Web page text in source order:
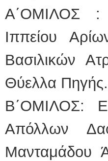
Α΄ΟΜΙΛΟΣ :
Ιππείου
Βασιλικών
Θύελλα Πηγής.
Β΄ΟΜΙΛΟΣ:
Απόλλων
Μανταμάδου